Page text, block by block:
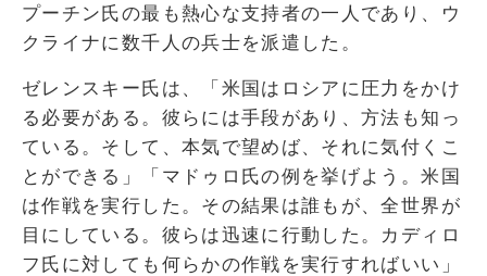
プーチン氏の最も熱心な支持者の一人であり、ウ
クライナに数千人の兵士を派遣した。
ゼレンスキー氏は、「米国はロシアに圧力をかけ
る必要がある。彼らには手段があり、方法も知っ
ている。そして、本気で望めば、それに気付くこ
とができる」「マドゥロ氏の例を挙げよう。米国
は作戦を実行した。その結果は誰もが、全世界が
目にしている。彼らは迅速に行動した。カディロ
フ氏に対しても何らかの作戦を実行すればいい」